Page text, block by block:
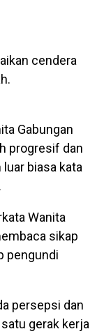
cendera
Gabungan
progresif dan
biasa kata
Wanita
sikap
pengundi
persepsi dan
gerak kerja